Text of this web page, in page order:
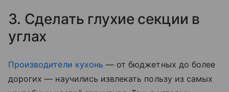
3. Сделать глухие секции в
углах
Производители кухонь — от бюджетных до более
дорогих — научились извлекать пользу из самых